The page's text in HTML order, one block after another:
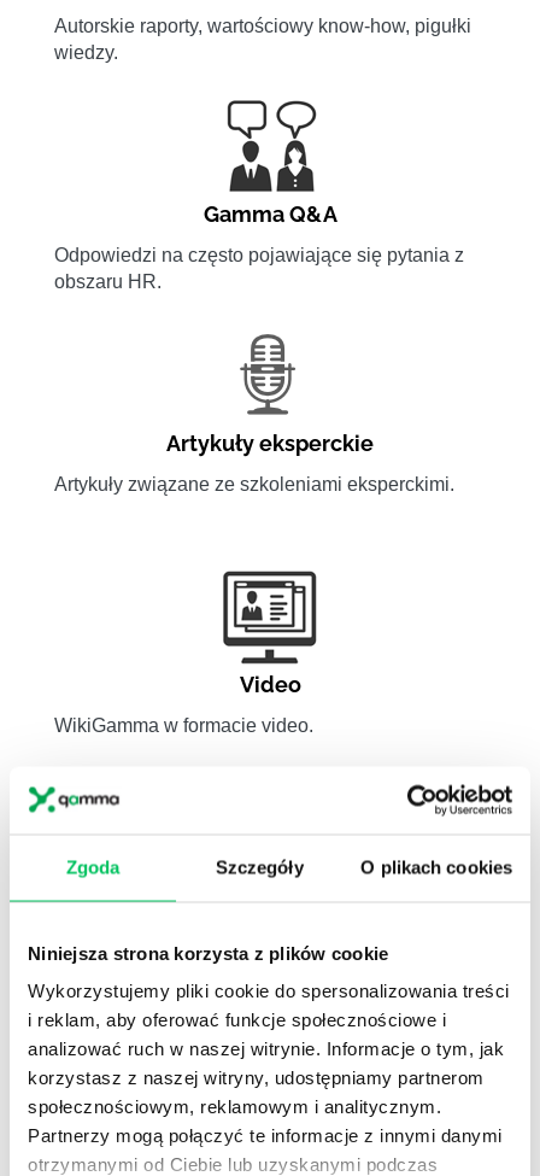
Zgoda Szczegóły O plikach cookies
Niniejsza strona korzysta z plików cookie
Wykorzystujemy pliki cookie do spersonalizowania treści
i reklam, aby oferować funkcje społecznościowe i
analizować ruch w naszej witrynie. Informacje o tym, jak
korzystasz z naszej witryny, udostępniamy partnerom
społecznościowym, reklamowym i analitycznym.
Partnerzy mogą połączyć te informacje z innymi danymi
otrzymanymi od Ciebie lub uzyskanymi podczas
Autorskie raporty, wartościowy know-how, pigułki
wiedzy.
Gamma Q&A
Odpowiedzi na często pojawiające się pytania z
obszaru HR.
Artykuły eksperckie
Artykuły związane ze szkoleniami eksperckimi.
Video
WikiGamma w formacie video.
zawodów.
Artykuły,Artykuły cd.,Prawo
Standardowe informacje z obszaru szkoleń.